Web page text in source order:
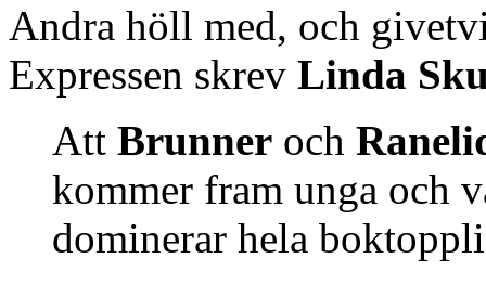
Andra höll med, och
Expressen skrev Linda
Att Brunner och
kommer fram unga och
dominerar hela